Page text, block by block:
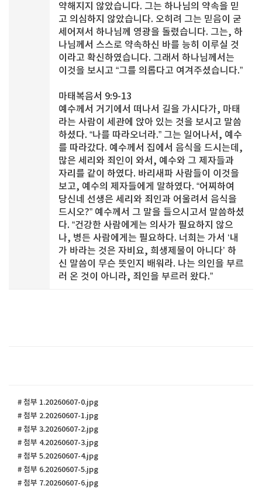
약해지지 않았습니다. 그는 하나님의 약속을 믿
고 의심하지 않았습니다. 오히려 그는 믿음이 굳
세어져서 하나님께 영광을 돌렸습니다. 그는, 하
나님께서 스스로 약속하신 바를 능히 이루실 것
이라고 확신하였습니다. 그래서 하나님께서는
이것을 보시고 “그를 의롭다고 여겨주셨습니다.”
마태복음서 9:9-13
예수께서 거기에서 떠나서 길을 가시다가, 마태
라는 사람이 세관에 앉아 있는 것을 보시고 말씀
하셨다. “나를 따라오너라.” 그는 일어나서, 예수
를 따라갔다. 예수께서 집에서 음식을 드시는데,
많은 세리와 죄인이 와서, 예수와 그 제자들과
자리를 같이 하였다. 바리새파 사람들이 이것을
보고, 예수의 제자들에게 말하였다. “어찌하여
당신네 선생은 세리와 죄인과 어울려서 음식을
드시오?” 예수께서 그 말을 들으시고서 말씀하셨
다. “건강한 사람에게는 의사가 필요하지 않으
나, 병든 사람에게는 필요하다. 너희는 가서 ‘내
가 바라는 것은 자비요, 희생제물이 아니다’ 하
신 말씀이 무슨 뜻인지 배워라. 나는 의인을 부르
러 온 것이 아니라, 죄인을 부르러 왔다.”
# 첨부 1.20260607-0.jpg
# 첨부 2.20260607-1.jpg
# 첨부 3.20260607-2.jpg
# 첨부 4.20260607-3.jpg
# 첨부 5.20260607-4.jpg
# 첨부 6.20260607-5.jpg
# 첨부 7.20260607-6.jpg